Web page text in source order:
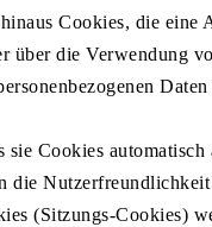
Cookies, die eine
über die Verwendung
Cookies
die
(Sitzungs-Cookies)